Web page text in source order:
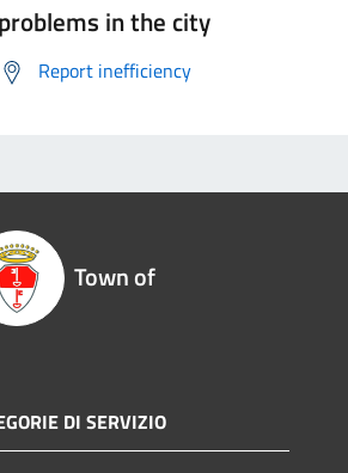
problems in the city
Report inefficiency
Town of
DI SERVIZIO